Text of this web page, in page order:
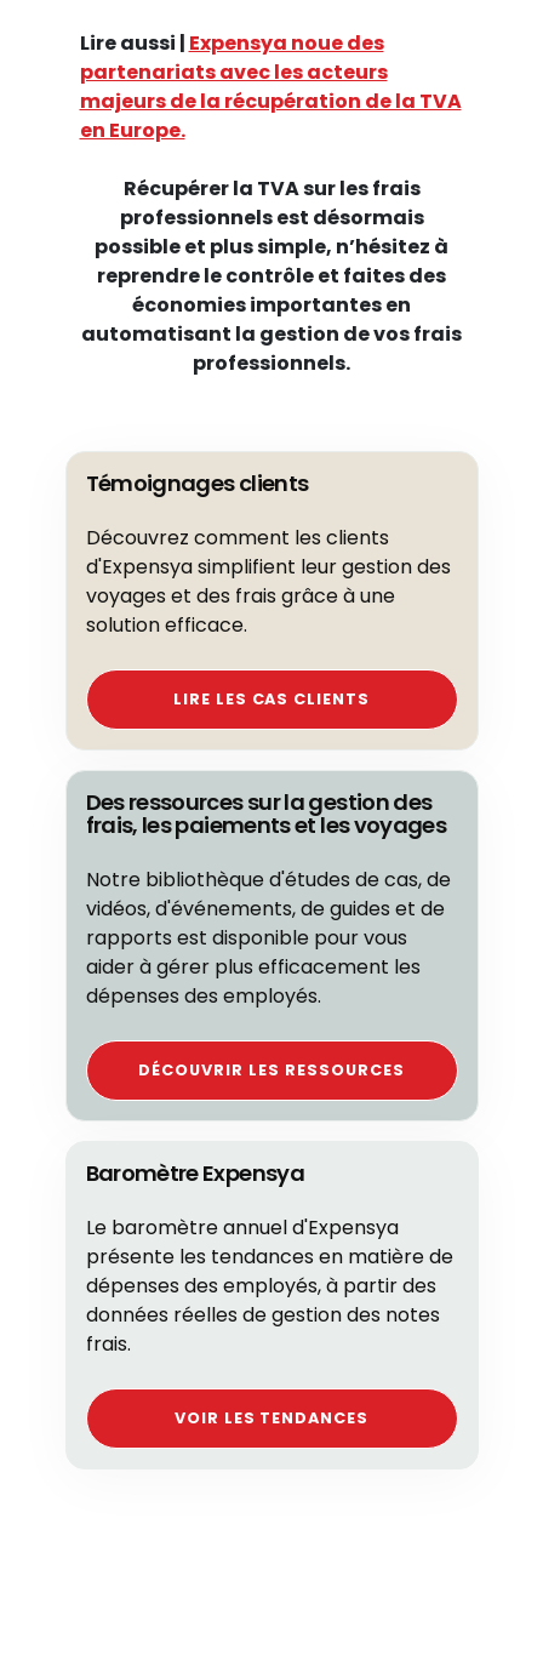
Lire aussi | Expensya noue des
partenariats avec les acteurs
majeurs de la récupération de la TVA
en Europe.
Récupérer la TVA sur les frais
professionnels est désormais
possible et plus simple, n’hésitez à
reprendre le contrôle et faites des
économies importantes en
automatisant la gestion de vos frais
professionnels.
Témoignages clients
Découvrez comment les clients
d'Expensya simplifient leur gestion des
voyages et des frais grâce à une
solution efficace.
LIRE LES CAS CLIENTS
Des ressources sur la gestion des
frais, les paiements et les voyages
Notre bibliothèque d'études de cas, de
vidéos, d'événements, de guides et de
rapports est disponible pour vous
aider à gérer plus efficacement les
dépenses des employés.
DÉCOUVRIR LES RESSOURCES
Baromètre Expensya
Le baromètre annuel d'Expensya
présente les tendances en matière de
dépenses des employés, à partir des
données réelles de gestion des notes
frais.
VOIR LES TENDANCES